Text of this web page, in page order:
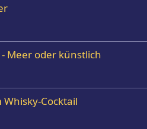
Meer oder künstlich
Cocktail